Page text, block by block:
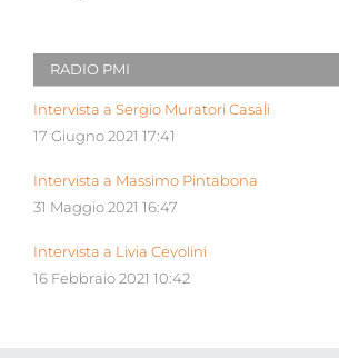
RADIO PMI
Intervista a Sergio Muratori Casali
17 Giugno 2021 17:41
Intervista a Massimo Pintabona
31 Maggio 2021 16:47
Intervista a Livia Cevolini
16 Febbraio 2021 10:42